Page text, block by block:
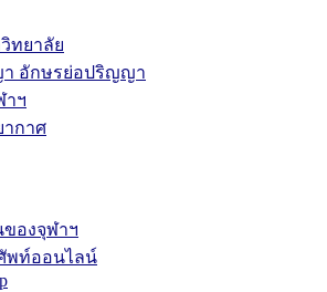
ทยาลัย
อักษรย่อปริญญา
าฯ
ากาศ
องจุฬาฯ
พท์ออนไลน์